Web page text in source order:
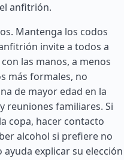
anfitrión.
Mantenga los codos
invite a todos a
las manos, a menos
más formales, no
de mayor edad en la
reuniones familiares. Si
copa, hacer contacto
alcohol si prefiere no
explicar su elección